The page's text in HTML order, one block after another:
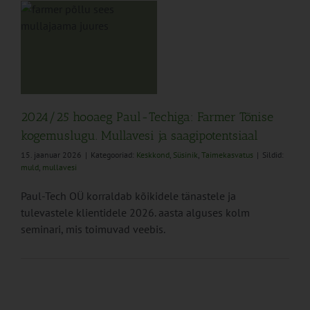
2024/25 hooaeg Paul-Techiga: Farmer Tõnise
kogemuslugu. Mullavesi ja saagipotentsiaal
15. jaanuar 2026 | Kategooriad: Keskkond, Süsinik, Taimekasvatus | Sildid:
muld, mullavesi
Paul-Tech OÜ korraldab kõikidele tänastele ja
tulevastele klientidele 2026. aasta alguses kolm
seminari, mis toimuvad veebis.